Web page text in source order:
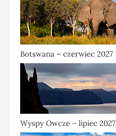
Botswana – czerwiec 2027
Wyspy Owcze – lipiec 2027